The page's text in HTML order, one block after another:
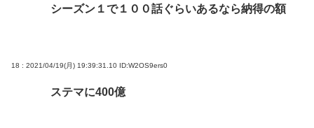
シーズン１で１００話ぐらいあるなら納得の額
18 : 2021/04/19(月) 19:39:31.10 ID:W2OS9ers0
ステマに400億